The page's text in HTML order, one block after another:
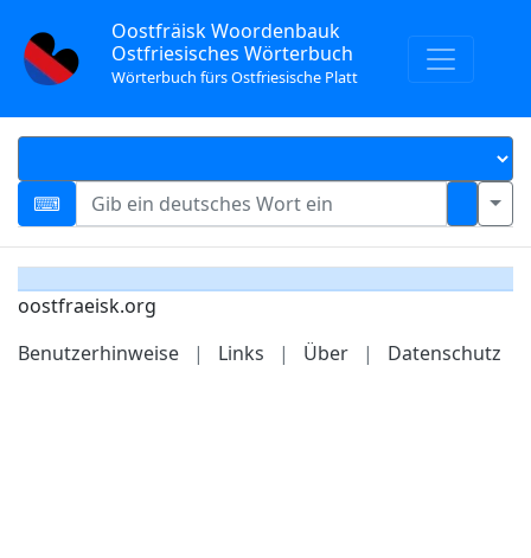
Oostfräisk Woordenbauk
Ostfriesisches Wörterbuch
Wörterbuch fürs Ostfriesische Platt
oostfraeisk.org
Benutzerhinweise
| Links | Über | Datenschutz